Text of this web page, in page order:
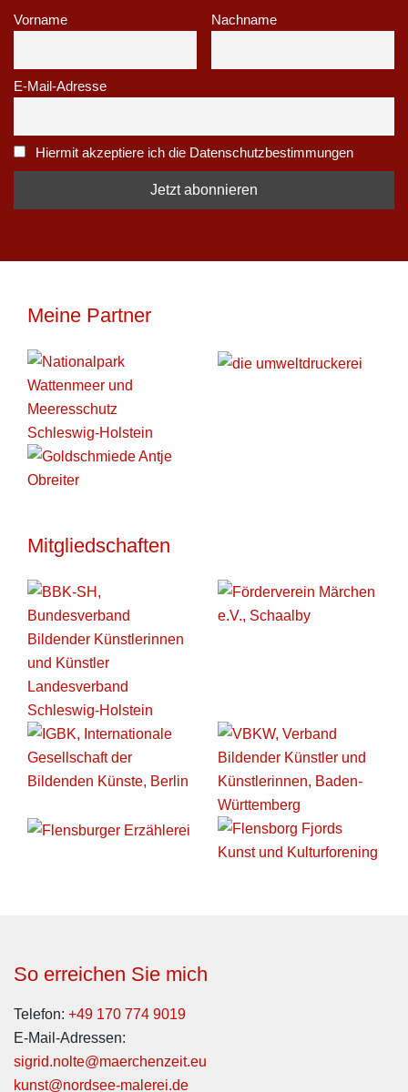
Vorname Nachname
E-Mail-Adresse
Hiermit akzeptiere ich die Datenschutzbestimmungen
Meine Partner
Mitgliedschaften
So erreichen Sie mich
Telefon: +49 170 774 9019
E-Mail-Adressen:
sigrid.nolte@maerchenzeit.eu
kunst@nordsee-malerei.de